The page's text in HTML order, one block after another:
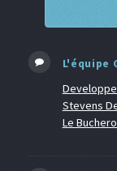
L'équipe
Stevens
Le